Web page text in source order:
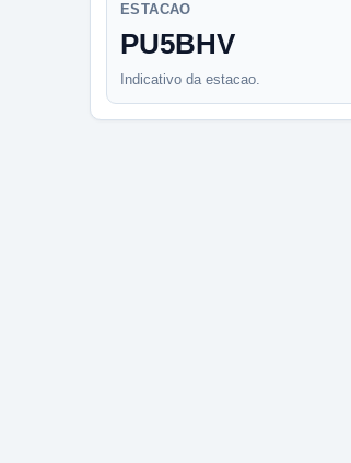
ESTACAO
PU5BHV
Indicativo da estacao.